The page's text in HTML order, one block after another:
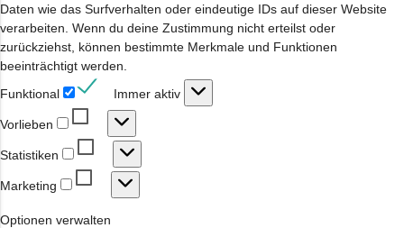
Daten wie das Surfverhalten oder eindeutige IDs auf dieser Website
verarbeiten. Wenn du deine Zustimmung nicht erteilst oder
zurückziehst, können bestimmte Merkmale und Funktionen
beeinträchtigt werden.
Funktional
Immer aktiv
Vorlieben
Vorlieben
Statistiken
Statistiken
Marketing
Marketing
Optionen verwalten